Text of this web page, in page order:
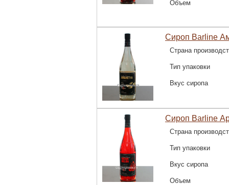
Объем
Сироп Barline
Страна
Тип упаковки
Вкус сиропа
Сироп Barline
Страна
Тип упаковки
Вкус сиропа
Объем